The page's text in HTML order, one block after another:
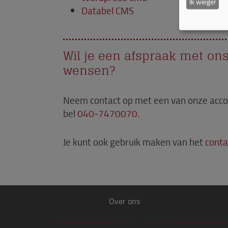
Databel CMS
Wil je een afspraak met
wensen?
Neem contact op met een van onze
bel040‑7470070.
Je kunt ook gebruik maken van het
Over ons